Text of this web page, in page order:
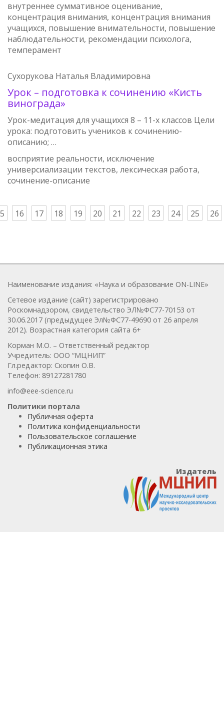
внутреннее суммативное оценивание,
концентрация внимания, концентрация внимания
учащихся, повышение внимательности, повышение
наблюдательности, рекомендации психолога,
темперамент
Сухорукова Наталья Владимировна
Урок – подготовка к сочинению «Кисть
винограда»
Урок-медитация для учащихся 8 – 11-х классов Цели
урока: подготовить учеников к сочинению-
описанию; …
восприятие реальности, исключение
универсиализации текстов, лексическая работа,
сочинение-описание
16 17 18 19 20 21 22 23 24 25 26
Наименование издания: «Наука и образование ON-LINE»
Сетевое издание (сайт) зарегистрировано
Роскомнадзором, свидетельство ЭЛ№ФС77-70153 от
30.06.2017 (предыдущее Эл№ФC77-49690 от 26 апреля
2012). Возрастная категория сайта 6+
Корман М.О. – Ответственный редактор
Учредитель: ООО “МЦНИП”
Гл.редактор: Скопин О.В.
Телефон: 89127281780
info@eee-science.ru
Политики портала
Публичная оферта
Политика конфиденциальности
Пользовательское соглашение
Публикационная этика
Издатель